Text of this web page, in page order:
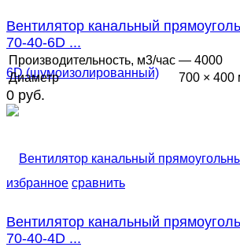
избранное сравнить
Вентилятор канальный
70-40-6D ...
Производительность, м3/час — 4000
Диаметр
700 × 400
0 руб.
Вентилятор канальный
70-40-4D ...